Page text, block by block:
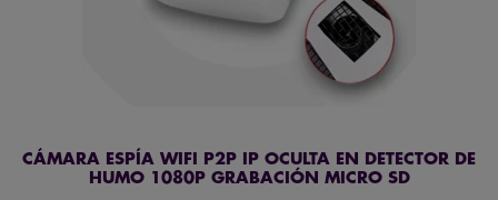
HUMO 1080P GRABACIÓN MICRO SD